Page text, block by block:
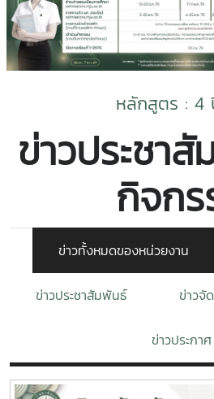
หลักสูตร : 4
ข่าวประชา
กิจก
ข่าวทั้งหมดของหน่วยงาน
ข่าวประชาสัมพันธ์ ข่าวจั
ข่าวประกาศ